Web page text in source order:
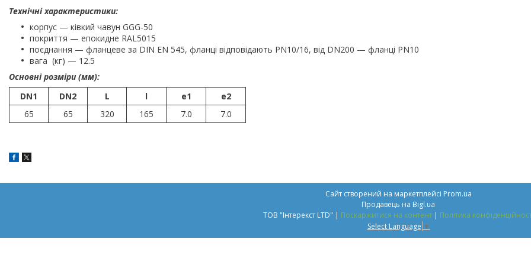
Технічні характеристики:
корпус — ківкий чавун GGG-50
покриття — епокидне RAL5015
поєднання — фланцеве за DIN EN 545, фланці відповідають PN10/16, від DN200 — фланці PN10
вага (кг) — 12.5
Основні розміри (мм):
DN1
DN2 L l e1
e2
65
65 320 165 7.0 7.0
Сайт створений на маркетплейсі Prom.ua
Продавець на Bigl.ua
ТОВ "Інтерекст LTD" | Поскаржитися на контент | Політика
Select Language ▼